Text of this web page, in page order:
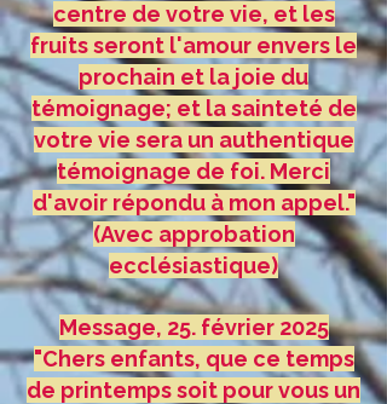
centre de votre vie, et les
fruits seront l'amour envers le
prochain et la joie du
témoignage; et la sainteté de
votre vie sera un authentique
témoignage de foi. Merci
d'avoir répondu à mon appel."
(Avec approbation
ecclésiastique)
Message, 25. février 2025
"Chers enfants, que ce temps
de printemps soit pour vous un